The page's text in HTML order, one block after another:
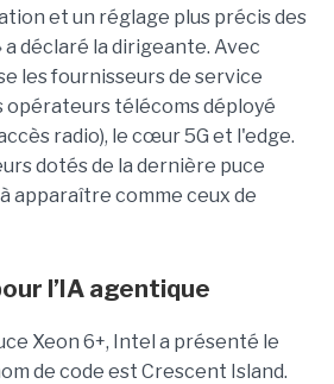
et un réglage plus précis des
déclaré la dirigeante. Avec
les fournisseurs de service
opérateurs télécoms déployé
radio), le cœur 5G et l'edge.
dotés de la dernière puce
apparaître comme ceux de
l’IA agentique
Xeon 6+, Intel a présenté le
de code est Crescent Island.